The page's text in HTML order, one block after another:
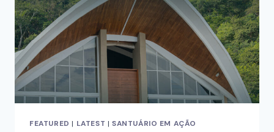
FEATURED | LATEST | SANTUÁRIO EM AÇÃO